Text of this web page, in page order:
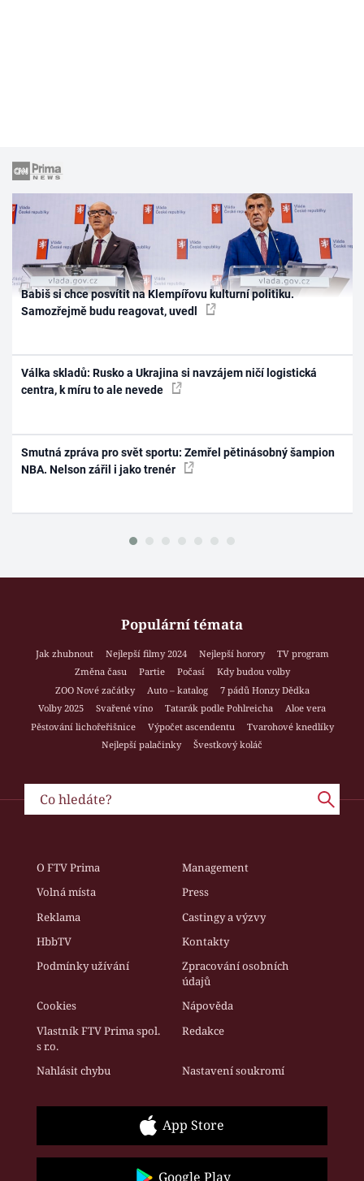
Babiš si chce posvítit na Klempířovu kulturní politiku.
Samozřejmě budu reagovat, uvedl
Válka skladů: Rusko a Ukrajina si navzájem ničí logistická
centra, k míru to ale nevede
Smutná zpráva pro svět sportu: Zemřel pětinásobný šampion
NBA. Nelson zářil i jako trenér
Populární témata
Jak zhubnout Nejlepší filmy 2024 Nejlepší horory
TV program
Změna času
Partie Počasí
Kdy budou volby
ZOO Nové začátky
Auto – katalog
7 pádů Honzy Dědka
Volby 2025
Svařené víno Tatarák podle Pohlreicha
Aloe vera
Pěstování lichořeřišnice
Výpočet ascendentu
Tvarohové knedlíky
Nejlepší palačinky
Švestkový koláč
O FTV Prima
Management
Volná místa
Press
Reklama
Castingy a výzvy
HbbTV
Kontakty
Podmínky užívání
Zpracování osobních
údajů
Cookies
Nápověda
Vlastník FTV Prima spol.
s r.o.
Redakce
Nahlásit chybu Nastavení soukromí
App Store
Google Play